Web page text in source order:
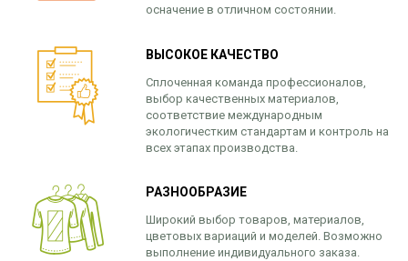
осначение в отличном состоянии.
ВЫСОКОЕ КАЧЕСТВО
Сплоченная команда профессионалов,
выбор качественных материалов,
соответствие международным
экологичестким стандартам и контроль на
всех этапах производства.
РАЗНООБРАЗИЕ
Широкий выбор товаров, материалов,
цветовых вариаций и моделей. Возможно
выполнение индивидуального заказа.